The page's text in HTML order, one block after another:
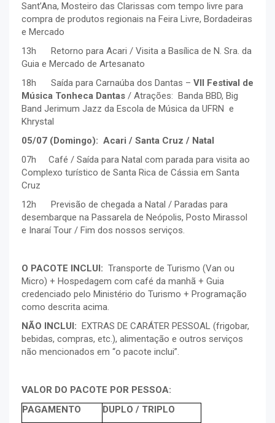
Sant’Ana, Mosteiro das Clarissas com tempo livre para
compra de produtos regionais na Feira Livre, Bordadeiras
e Mercado
13h Retorno para Acari / Visita a Basílica de N. Sra. da
Guia e Mercado de Artesanato
18h Saída para Carnaúba dos Dantas – VII Festival de
Música Tonheca Dantas / Atrações: Banda BBD, Big
Band Jerimum Jazz da Escola de Música da UFRN e
Khrystal
05/07 (Domingo): Acari / Santa Cruz / Natal
07h Café / Saída para Natal com parada para visita ao
Complexo turístico de Santa Rica de Cássia em Santa
Cruz
12h Previsão de chegada a Natal / Paradas para
desembarque na Passarela de Neópolis, Posto Mirassol
e Inaraí Tour / Fim dos nossos serviços.
O PACOTE INCLUI: Transporte de Turismo (Van ou
Micro) + Hospedagem com café da manhã + Guia
credenciado pelo Ministério do Turismo + Programação
como descrita acima.
NÃO INCLUI: EXTRAS DE CARÁTER PESSOAL (frigobar,
bebidas, compras, etc.), alimentação e outros serviços
não mencionados em “o pacote inclui”.
VALOR DO PACOTE POR PESSOA:
PAGAMENTO
DUPLO / TRIPLO